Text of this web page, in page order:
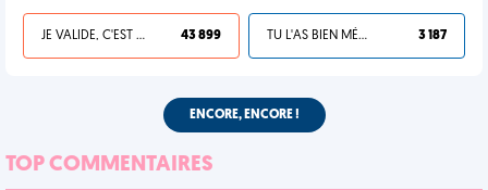
JE VALIDE, C'EST UNE VDM 43 899 TU L'AS BIEN MÉRITÉ 3 187
ENCORE, ENCORE !
TOP COMMENTAIRES